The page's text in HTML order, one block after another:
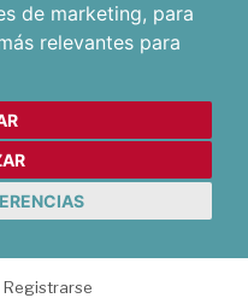
de marketing, para
relevantes para
Registrarse